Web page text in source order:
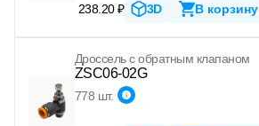
238.20 ₽ 3D В корзину
Дроссель с обратным клапаном
ZSC06-02G
778 шт.